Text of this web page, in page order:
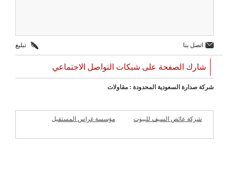
اتصل بنا تبليغ
شارك الصفحة على شبكات التواصل الاجتماعي
شركة صدارة السعودية المحدودة : مقاولات
شركة عائض السيف للبيوت
مؤسسة غراس المستقبل